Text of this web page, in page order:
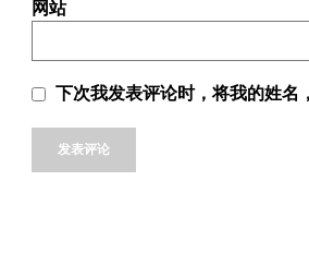
网站
下次我发表评论时，将我的姓名